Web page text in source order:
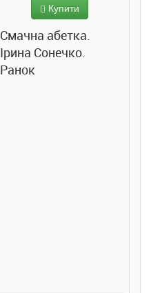
Купити
Смачна абетка.
Ірина Сонечко.
Ранок